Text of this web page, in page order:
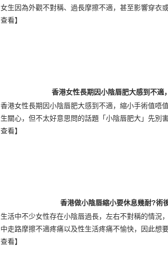
女生因為外觀不對稱、過長摩擦不適，甚至影響穿衣
查看】
香港女性長期因小陰唇肥大感到不適
香港女性長期因小陰唇肥大感到不適，縮小手術值唔
生關心，但不太好意思問的話題「小陰唇肥大」先別
查看】
香港做小陰唇縮小要休息幾耐?術
生活中不少女性存在小陰唇過長，左右不對稱的情況
中走路摩擦不適疼痛以及性生活疼痛不愉快，因此想
查看】